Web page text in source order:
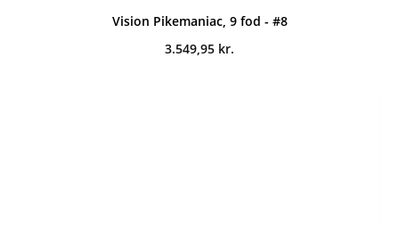
Vision Pikemaniac, 9 fod - #8
3.549,95 kr.